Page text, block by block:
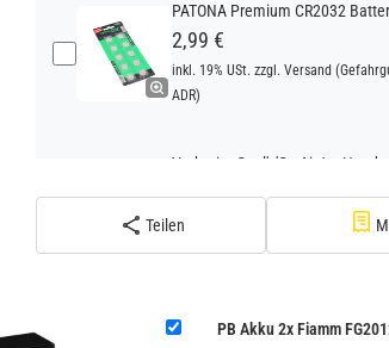
PATONA Premium CR2032
2,99 €
inkl. 19% USt. zzgl. Versand
ADR)
Verbatim Cool'n'Go AirJet
22,95 €
inkl. 19% USt. zzgl.
Teilen
PB Akku 2x Fiamm